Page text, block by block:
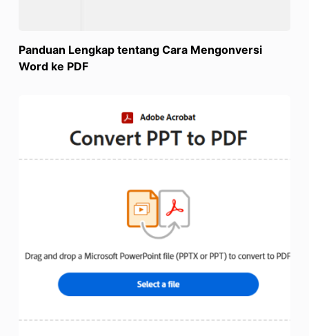
Panduan Lengkap tentang Cara Mengonversi
Word ke PDF